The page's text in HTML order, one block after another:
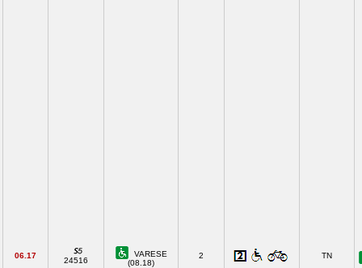
06.17
24516
VARESE
(08.18)
2 TN